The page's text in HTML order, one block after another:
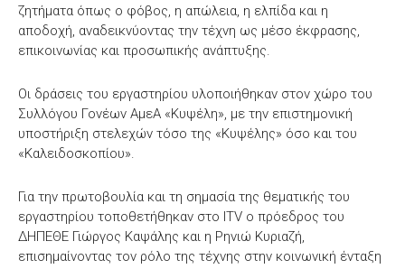
ζητήματα όπως ο φόβος, η απώλεια, η ελπίδα και η
αποδοχή, αναδεικνύοντας την τέχνη ως μέσο έκφρασης,
επικοινωνίας και προσωπικής ανάπτυξης.
Οι δράσεις του εργαστηρίου υλοποιήθηκαν στον χώρο του
Συλλόγου Γονέων ΑμεΑ «Κυψέλη», με την επιστημονική
υποστήριξη στελεχών τόσο της «Κυψέλης» όσο και του
«Καλειδοσκοπίου».
Για την πρωτοβουλία και τη σημασία της θεματικής του
εργαστηρίου τοποθετήθηκαν στο ITV ο πρόεδρος του
ΔΗΠΕΘΕ Γιώργος Καψάλης και η Ρηνιώ Κυριαζή,
επισημαίνοντας τον ρόλο της τέχνης στην κοινωνική ένταξη